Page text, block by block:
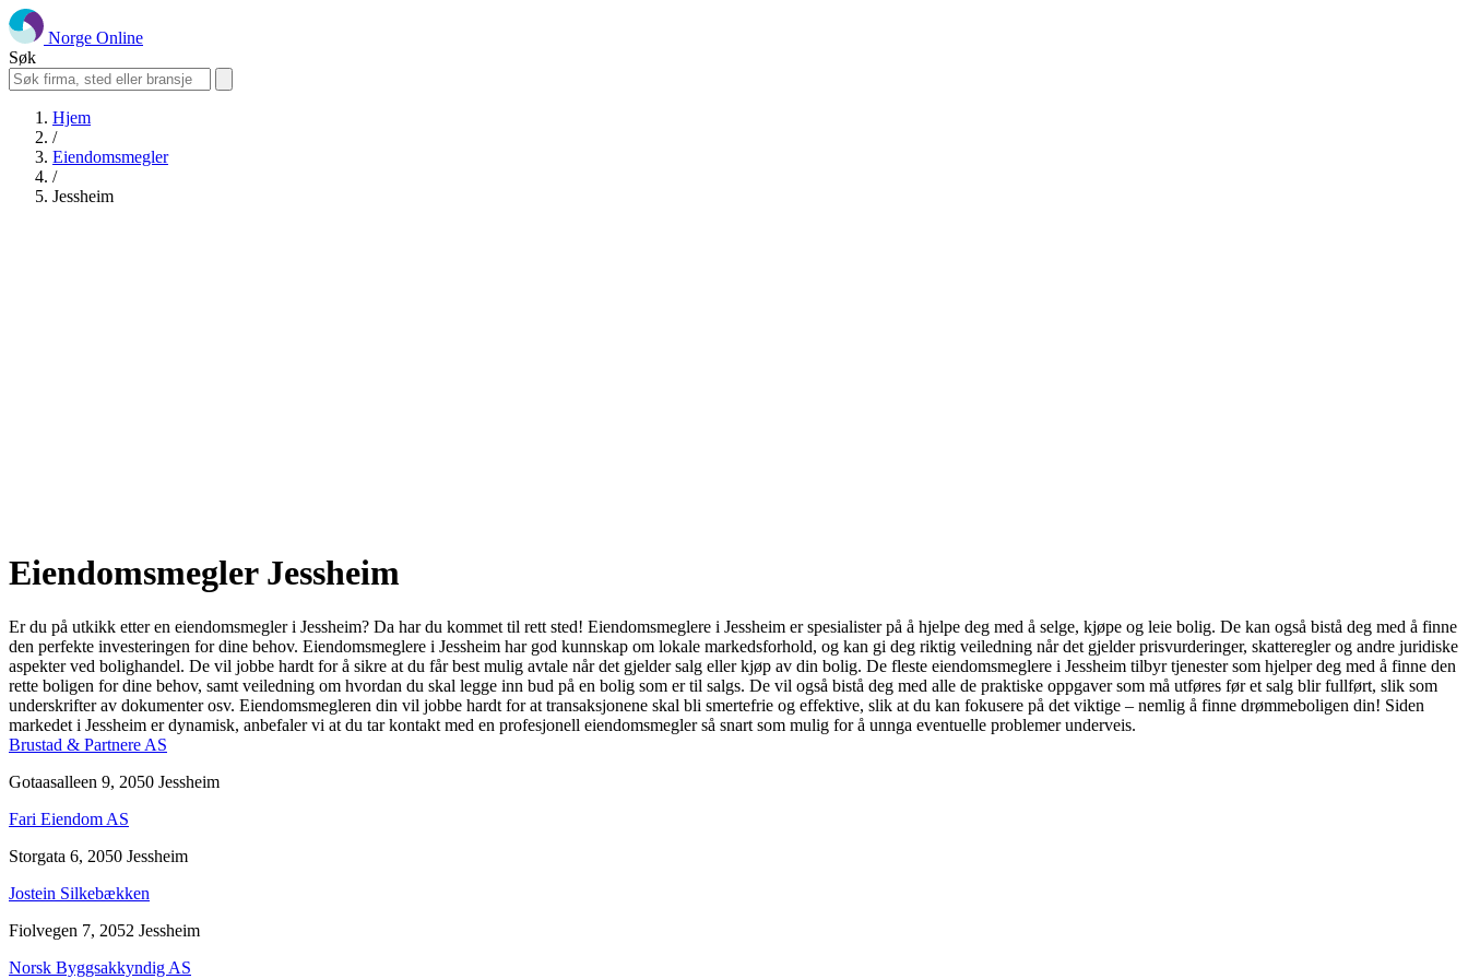
Norge Online
Søk
Hjem
/
Eiendomsmegler
/
Jessheim
Eiendomsmegler Jessheim
Er du på utkikk etter en eiendomsmegler i Jessheim? Da har du kommet til rett sted! Eiendomsmeglere i Jessheim er spesialister på å hjelpe deg med å selge, kjøpe og leie bolig. De kan også bistå deg med å finne
den perfekte investeringen for dine behov. Eiendomsmeglere i Jessheim har god kunnskap om lokale markedsforhold, og kan gi deg riktig veiledning når det gjelder prisvurderinger, skatteregler og andre juridiske
aspekter ved bolighandel. De vil jobbe hardt for å sikre at du får best mulig avtale når det gjelder salg eller kjøp av din bolig. De fleste eiendomsmeglere i Jessheim tilbyr tjenester som hjelper deg med å finne den
rette boligen for dine behov, samt veiledning om hvordan du skal legge inn bud på en bolig som er til salgs. De vil også bistå deg med alle de praktiske oppgaver som må utføres før et salg blir fullført, slik som
underskrifter av dokumenter osv. Eiendomsmegleren din vil jobbe hardt for at transaksjonene skal bli smertefrie og effektive, slik at du kan fokusere på det viktige – nemlig å finne drømmeboligen din! Siden
markedet i Jessheim er dynamisk, anbefaler vi at du tar kontakt med en profesjonell eiendomsmegler så snart som mulig for å unnga eventuelle problemer underveis.
Brustad & Partnere AS
Gotaasalleen 9, 2050 Jessheim
Fari Eiendom AS
Storgata 6, 2050 Jessheim
Jostein Silkebækken
Fiolvegen 7, 2052 Jessheim
Norsk Byggsakkyndig AS